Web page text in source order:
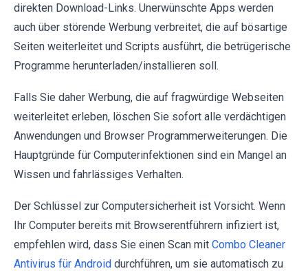
direkten Download-Links. Unerwünschte Apps werden
auch über störende Werbung verbreitet, die auf bösartige
Seiten weiterleitet und Scripts ausführt, die betrügerische
Programme herunterladen/installieren soll.
Falls Sie daher Werbung, die auf fragwürdige Webseiten
weiterleitet erleben, löschen Sie sofort alle verdächtigen
Anwendungen und Browser Programmerweiterungen. Die
Hauptgründe für Computerinfektionen sind ein Mangel an
Wissen und fahrlässiges Verhalten.
Der Schlüssel zur Computersicherheit ist Vorsicht. Wenn
Ihr Computer bereits mit Browserentführern infiziert ist,
empfehlen wird, dass Sie einen Scan mit Combo Cleaner
Antivirus für Android durchführen, um sie automatisch zu